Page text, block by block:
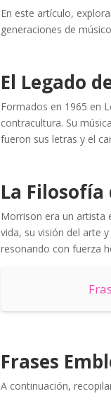
En este artículo,
generaciones de
El Legado
Formados en 1965 en
contracultura. Su
fueron sus letras y el
La
Morrison era un artista
vida, su visión del arte
resonando con fuerza
Frases
A continuación,